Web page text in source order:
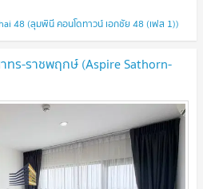
48 (ลุมพินี คอนโดทาวน์ เอกชัย 48 (เฟส 1))
าทร-ราชพฤกษ์ (Aspire Sathorn-